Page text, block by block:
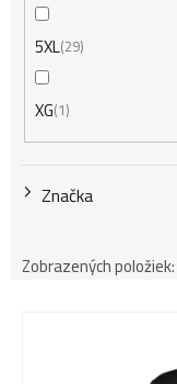
5XL 29
XG 1
Značka
Zobrazených položiek: